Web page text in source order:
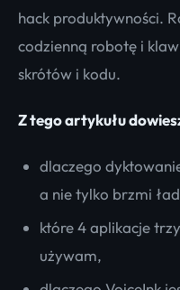
hack produktywności.
codzienną robotę i
skrótów i kodu.
Z tego artykułu
dlaczego
a nie tylko brzmi
które 4 aplikacje
używam,